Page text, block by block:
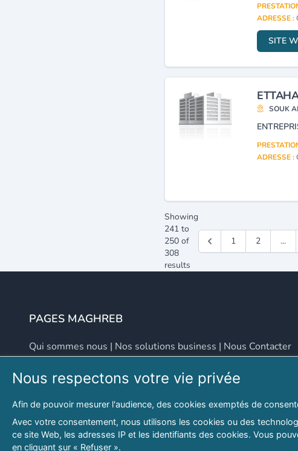
ADRESSE :
SITE
SOUK
ADRESSE :
Showing
241 to
250 of
308
results
1 2 ...
PAGES MAGHREB
Qui sommes nous | Nos solutions business | Nous Contacter
Adresse
46 LOT. PETITE PROVENCE SIDI YAHIA
Email
Nous respectons votre vie privée
Afin de pouvoir mesurer l'audience, des cookies exemptés de
Avec votre consentement, nous utilisons les cookies ou des
ce site Web, les adresses IP et les identifiants des cookies. Vous
en cliquant sur « Refuser ».